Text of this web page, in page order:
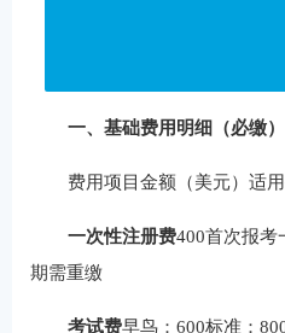
一、基础费用明细（必缴）
费用项目金额（美元）适
一次性注册费400首次报考
期需重缴
考试费早鸟：600标准：